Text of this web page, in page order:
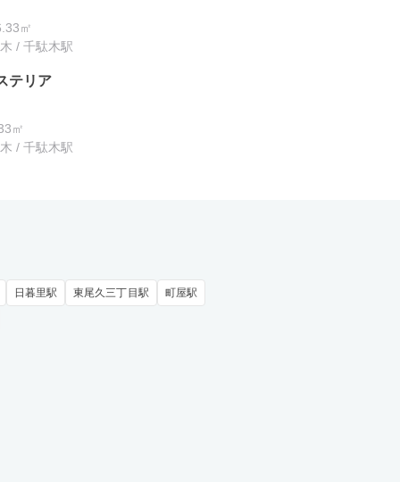
㎡
/ 千駄木駅
テリア
㎡
/ 千駄木駅
日暮里駅 東尾久三丁目駅 町屋駅